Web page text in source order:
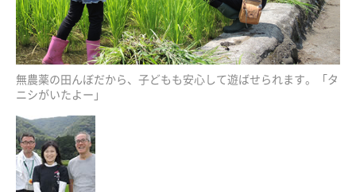
無農薬の田んぼだから、子どもも安心して遊ばせられます。「タ
ニシがいたよー」